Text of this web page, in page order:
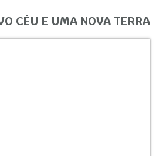
CÉU E UMA NOVA TERRA